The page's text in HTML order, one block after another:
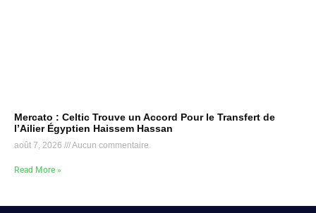
Mercato : Celtic Trouve un Accord Pour le Transfert de
l’Ailier Égyptien Haissem Hassan
août 7, 2026 Aucun commentaire
Read More »